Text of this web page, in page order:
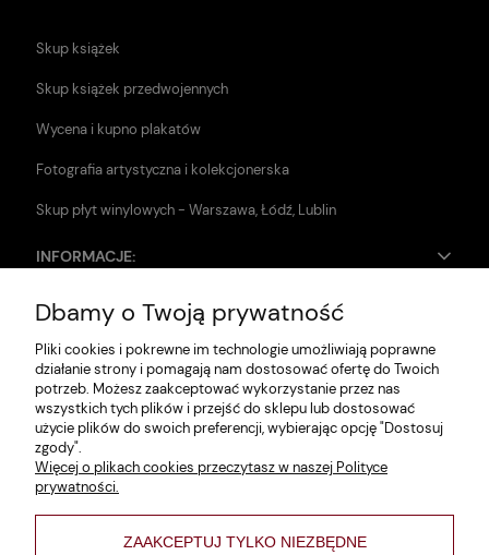
Skup książek
Skup książek przedwojennych
Wycena i kupno plakatów
Fotografia artystyczna i kolekcjonerska
Skup płyt winylowych - Warszawa, Łódź, Lublin
INFORMACJE:
Zwroty i reklamacje
Dane firmy
Jak szukać?
Polityka prywatności
Regulamin
Poltyka cookies
Dbamy o Twoją prywatność
Pliki cookies i pokrewne im technologie umożliwiają poprawne
działanie strony i pomagają nam dostosować ofertę do Twoich
potrzeb. Możesz zaakceptować wykorzystanie przez nas
wszystkich tych plików i przejść do sklepu lub dostosować
użycie plików do swoich preferencji, wybierając opcję "Dostosuj
zgody".
Więcej o plikach cookies przeczytasz w naszej Polityce
prywatności.
ZAAKCEPTUJ TYLKO NIEZBĘDNE